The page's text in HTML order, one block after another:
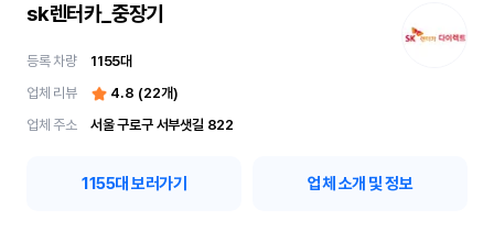
sk렌터카_중장기
등록 차량 1155대
업체 리뷰
4.8 (22개)
업체 주소
서울 구로구 서부샛길 822
1155대 보러가기 업체 소개 및 정보